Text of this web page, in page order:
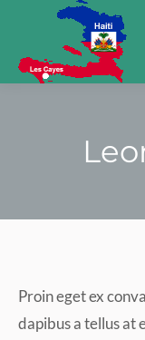
Proin eget ex
dapibus a tellus at